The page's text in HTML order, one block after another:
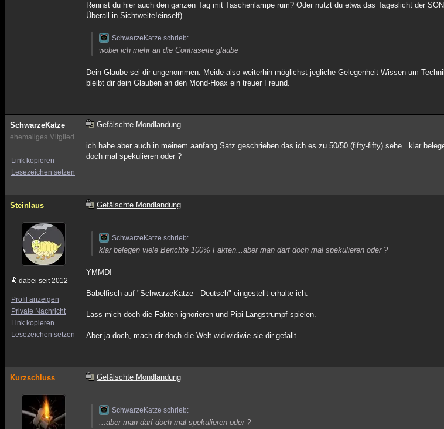
Rennst du hier auch den ganzen Tag mit Taschenlampe rum? Oder nutzt du etwa das Tageslicht der
Überall in Sichtweite!einself)
SchwarzeKatze schrieb:
wobei ich mehr an die Contraseite glaube
Dein Glaube sei dir ungenommen. Meide also weiterhin möglichst jegliche Gelegenheit Wissen um
bleibt dir dein Glauben an den Mond-Hoax ein treuer Freund.
SchwarzeKatze
ehemaliges Mitglied
Link kopieren
Lesezeichen setzen
Gefälschte Mondlandung
ich habe aber auch in meinem aanfang Satz geschrieben das ich es zu 50/50 (fifty-fifty) sehe...klar
doch mal spekulieren oder ?
Steinlaus
dabei seit 2012
Profil anzeigen
Private Nachricht
Link kopieren
Lesezeichen setzen
Gefälschte Mondlandung
SchwarzeKatze schrieb:
klar belegen viele Berichte 100% Fakten...aber man darf doch mal spekulieren oder ?
YMMD!
Babelfisch auf "SchwarzeKatze - Deutsch" eingestellt erhalte ich:
Lass mich doch die Fakten ignorieren und Pipi Langstrumpf spielen.
Aber ja doch, mach dir doch die Welt widiwidiwie sie dir gefällt.
Kurzschluss Gefälschte Mondlandung
SchwarzeKatze schrieb:
...aber man darf doch mal spekulieren oder ?